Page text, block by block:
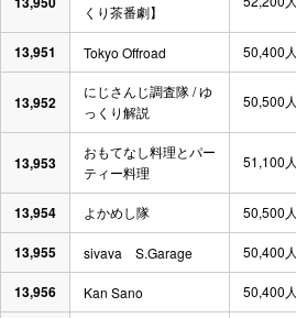
くり茶番劇】
13,951 Tokyo Offroad 50,400人
13,952
にじさんじ調査隊 / ゆ
っくり解説
50,500人
13,953
おもてなし料理とパー
ティー料理
51,100人
13,954 よかめし隊 50,500人
13,955 sivava S.Garage 50,400人
13,956 Kan Sano 50,400人